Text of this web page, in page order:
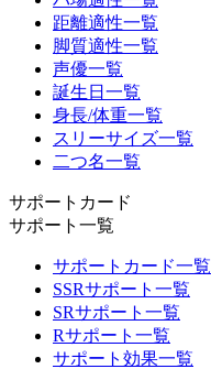
距離適性一覧
脚質適性一覧
声優一覧
誕生日一覧
身長/体重一覧
スリーサイズ一覧
二つ名一覧
サポートカード
サポート一覧
サポートカード一覧
SSRサポート一覧
SRサポート一覧
Rサポート一覧
サポート効果一覧